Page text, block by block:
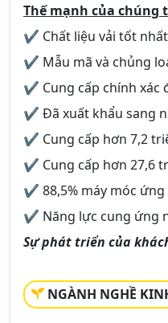
Thế mạnh của chúng
✔ Chất liệu vải tốt
✔ Mẫu mã và chủng
✔ Cung cấp chính xác
✔ Đã xuất khẩu sang
✔ Cung cấp hơn 7,2
✔ Cung cấp hơn 27,6
✔ 88,5% máy móc
✔ Năng lực cung ứng
Sự phát triển của
NGÀNH NGHỀ